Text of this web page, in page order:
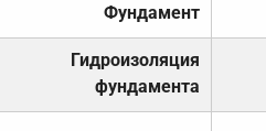
Фундамент
Гидроизоляция
фундамента